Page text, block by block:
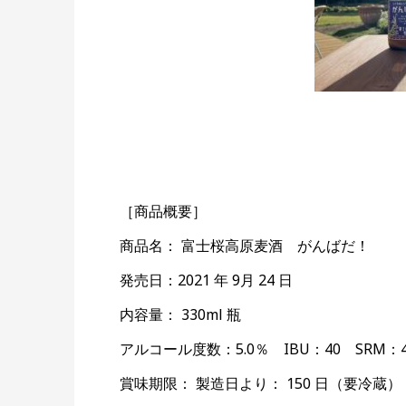
［商品概要］
商品名： 富士桜高原麦酒 がんばだ！
発売日：2021 年 9月 24 日
内容量： 330ml 瓶
アルコール度数：5.0％ IBU：40 SRM：
賞味期限： 製造日より： 150 日（要冷蔵）